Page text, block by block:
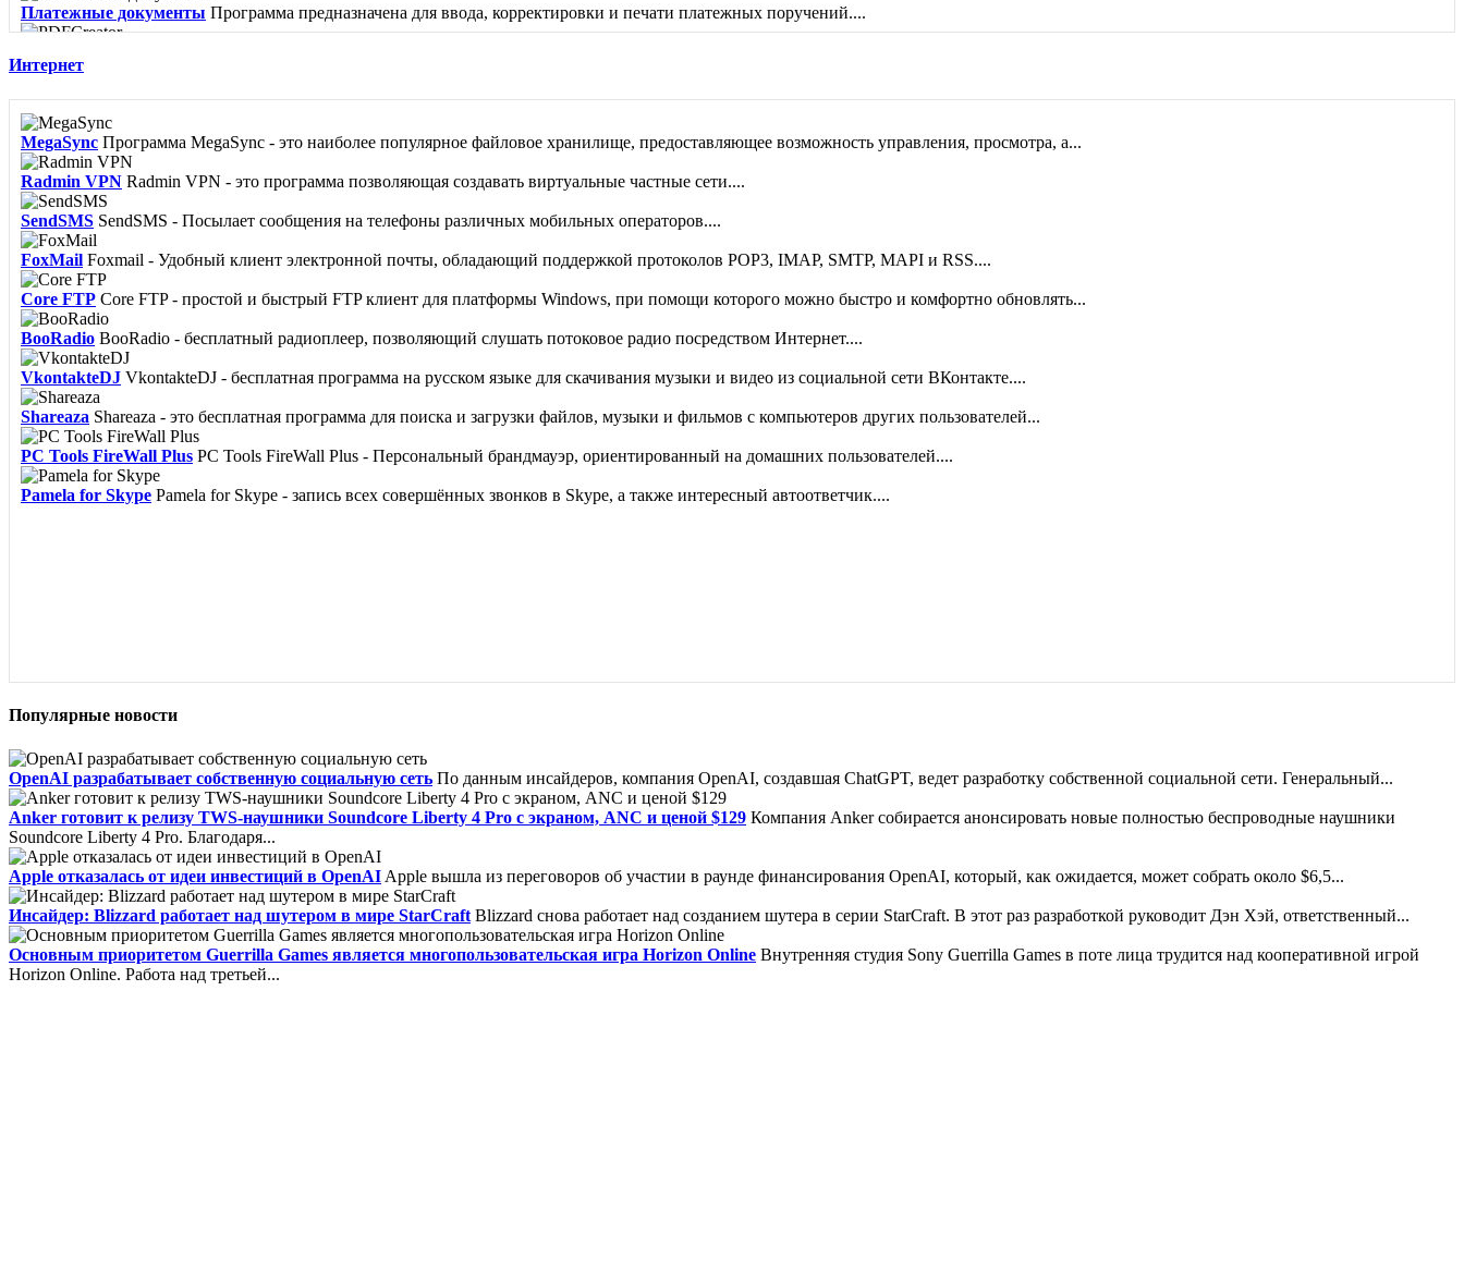
Платежные документы Программа предназначена для ввода, корректировки и печати платежных поручений....
Интернет
MegaSync Программа MegaSync - это наиболее популярное файловое хранилище, предоставляющее возможность управления, просмотра, а...
Radmin VPN Radmin VPN - это программа позволяющая создавать виртуальные частные сети....
SendSMS SendSMS - Посылает сообщения на телефоны различных мобильных операторов....
FoxMail Foxmail - Удобный клиент электронной почты, обладающий поддержкой протоколов POP3, IMAP, SMTP, MAPI и RSS....
Core FTP Core FTP - простой и быстрый FTP клиент для платформы Windows, при помощи которого можно быстро и комфортно обновлять...
BooRadio BooRadio - бесплатный радиоплеер, позволяющий слушать потоковое радио посредством Интернет....
VkontakteDJ VkontakteDJ - бесплатная программа на русском языке для скачивания музыки и видео из социальной сети ВКонтакте....
Shareaza Shareaza - это бесплатная программа для поиска и загрузки файлов, музыки и фильмов с компьютеров других пользователей...
PC Tools FireWall Plus PC Tools FireWall Plus - Персональный брандмауэр, ориентированный на домашних пользователей....
Pamela for Skype Pamela for Skype - запись всех совершённых звонков в Skype, а также интересный автоответчик....
Популярные новости
OpenAI разрабатывает собственную социальную сеть По данным инсайдеров, компания OpenAI, создавшая ChatGPT, ведет разработку собственной социальной сети. Генеральный...
Anker готовит к релизу TWS-наушники Soundcore Liberty 4 Pro с экраном, ANC и ценой $129 Компания Anker собирается анонсировать новые полностью беспроводные наушники
Soundcore Liberty 4 Pro. Благодаря...
Apple отказалась от идеи инвестиций в OpenAI Apple вышла из переговоров об участии в раунде финансирования OpenAI, который, как ожидается, может собрать около $6,5...
Инсайдер: Blizzard работает над шутером в мире StarCraft Blizzard снова работает над созданием шутера в серии StarCraft. В этот раз разработкой руководит Дэн Хэй, ответственный...
Основным приоритетом Guerrilla Games является многопользовательская игра Horizon Online Внутренняя студия Sony Guerrilla Games в поте лица трудится над кооперативной игрой
Horizon Online. Работа над третьей...